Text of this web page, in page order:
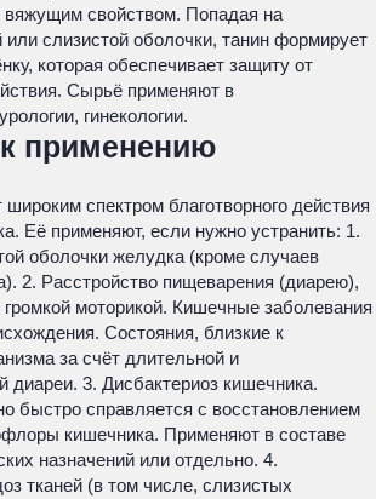
вяжущим свойством. Попадая на
или слизистой оболочки, танин формирует
которая обеспечивает защиту от
Сырьё применяют в
гинекологии.
применению
спектром благотворного действия
Её применяют, если нужно устранить: 1.
оболочки желудка (кроме случаев
2. Расстройство пищеварения (диарею),
моторикой. Кишечные заболевания
Состояния, близкие к
за счёт длительной и
диареи. 3. Дисбактериоз кишечника.
быстро справляется с восстановлением
кишечника. Применяют в составе
назначений или отдельно. 4.
тканей (в том числе, слизистых